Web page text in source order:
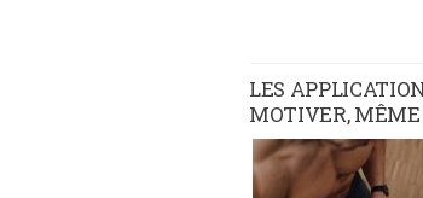
LES
MOTIVER,